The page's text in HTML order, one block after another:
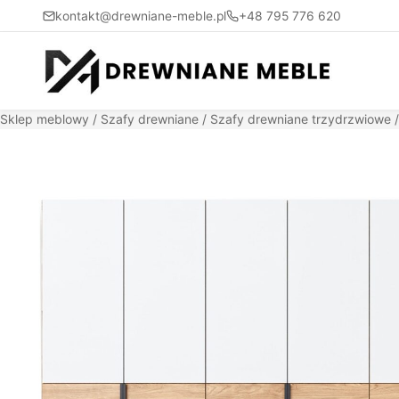
kontakt@drewniane-meble.pl +48 795 776 620
Sklep meblowy / Szafy drewniane / Szafy drewniane trzydrzwiowe